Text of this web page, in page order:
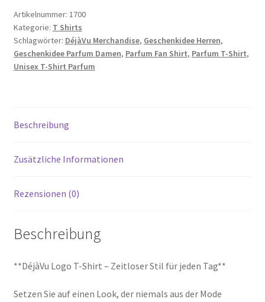
DéjàVus
bei
Spreadshirt
Menge
Artikelnummer: 1700
Kategorie: T Shirts
Schlagwörter: DéjàVu Merchandise, Geschenkidee Herren,
Geschenkidee Parfum Damen, Parfum Fan Shirt, Parfum T-Shirt,
Unisex T-Shirt Parfum
Beschreibung
Zusätzliche Informationen
Rezensionen (0)
Beschreibung
**DéjàVu Logo T-Shirt – Zeitloser Stil für jeden Tag**
Setzen Sie auf einen Look, der niemals aus der Mode